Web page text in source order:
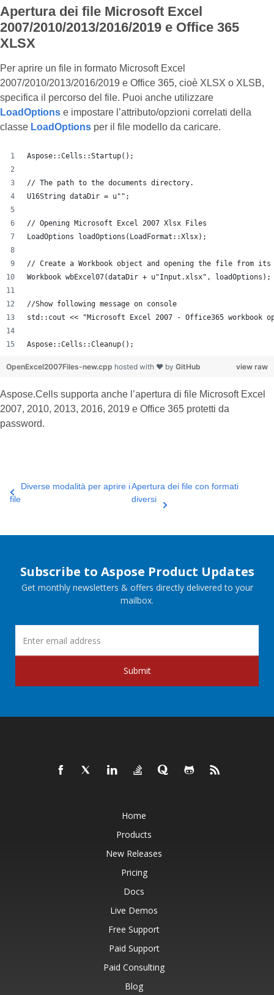
Apertura dei file Microsoft Excel
2007/2010/2013/2016/2019 e Office 365
XLSX
Per aprire un file in formato Microsoft Excel
2007/2010/2013/2016/2019 e Office 365, cioè XLSX o XLSB,
specifica il percorso del file. Puoi anche utilizzare
LoadOptions e impostare l’attributo/opzioni correlati della
classe LoadOptions per il file modello da caricare.
Aspose::Cells::Startup();
// The path to the documents directory.
U16String dataDir = u"";
// Opening Microsoft Excel 2007 Xlsx Files
LoadOptions loadOptions(LoadFormat::Xlsx);
// Create a Workbook object and opening the file from its
Workbook wbExcel07(dataDir + u"Input.xlsx", loadOptions);
//Show following message on console
std::cout << "Microsoft Excel 2007 - Office365 workbook
Aspose::Cells::Cleanup();
view raw
OpenExcel2007Files-new.cpp hosted with ❤ by GitHub
Aspose.Cells supporta anche l’apertura di file Microsoft Excel
2007, 2010, 2013, 2016, 2019 e Office 365 protetti da
password.
Diverse modalità per aprire i
file
Apertura dei file con formati
diversi
Subscribe to Aspose Product Updates
Get monthly newsletters & offers directly delivered to your
mailbox.
Submit
Home
Products
New Releases
Pricing
Docs
Live Demos
Free Support
Paid Support
Paid Consulting
Blog